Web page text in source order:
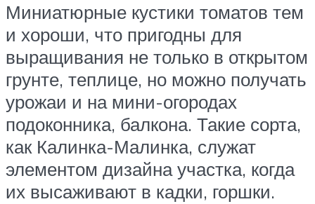
Миниатюрные кустики томатов тем
и хороши, что пригодны для
выращивания не только в открытом
грунте, теплице, но можно получать
урожаи и на мини-огородах
подоконника, балкона. Такие сорта,
как Калинка-Малинка, служат
элементом дизайна участка, когда
их высаживают в кадки, горшки.